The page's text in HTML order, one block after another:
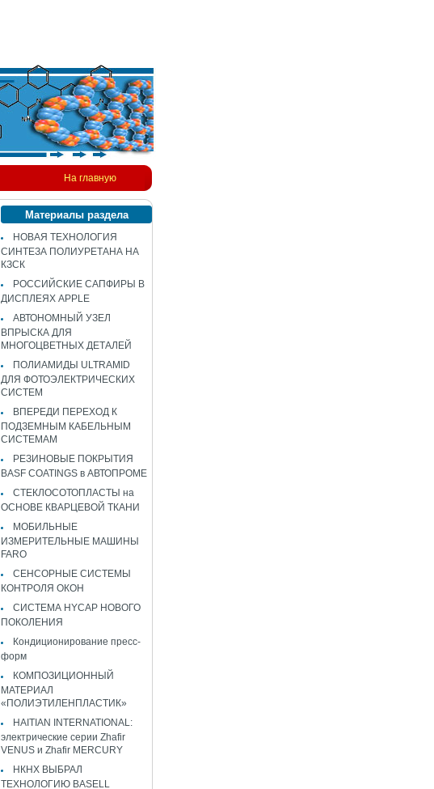
На главную
Материалы раздела
НОВАЯ ТЕХНОЛОГИЯ
СИНТЕЗА ПОЛИУРЕТАНА НА
КЗСК
РОССИЙСКИЕ САПФИРЫ В
ДИСПЛЕЯХ APPLE
АВТОНОМНЫЙ УЗЕЛ
ВПРЫСКА ДЛЯ
МНОГОЦВЕТНЫХ ДЕТАЛЕЙ
ПОЛИАМИДЫ ULTRAMID
ДЛЯ ФОТОЭЛЕКТРИЧЕСКИХ
СИСТЕМ
ВПЕРЕДИ ПЕРЕХОД К
ПОДЗЕМНЫМ КАБЕЛЬНЫМ
СИСТЕМАМ
РЕЗИНОВЫЕ ПОКРЫТИЯ
BASF COATINGS в АВТОПРОМЕ
СТЕКЛОСОТОПЛАСТЫ на
ОСНОВЕ КВАРЦЕВОЙ ТКАНИ
МОБИЛЬНЫЕ
ИЗМЕРИТЕЛЬНЫЕ МАШИНЫ
FARO
СЕНСОРНЫЕ СИСТЕМЫ
КОНТРОЛЯ ОКОН
СИСТЕМА HYCAP НОВОГО
ПОКОЛЕНИЯ
Кондиционирование пресс-
форм
КОМПОЗИЦИОННЫЙ
МАТЕРИАЛ
«ПОЛИЭТИЛЕНПЛАСТИК»
HAITIAN INTERNATIONAL:
электрические серии Zhafir
VENUS и Zhafir MERCURY
НКНХ ВЫБРАЛ
ТЕХНОЛОГИЮ BASELL